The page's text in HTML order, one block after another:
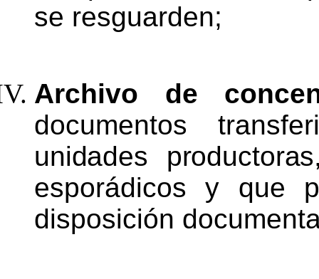
se resguarden;
Archivo de
documentos
unidades
esporádicos
y que
disposición